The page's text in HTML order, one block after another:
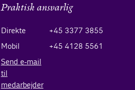
Praktisk ansvarlig
Direkte
+45 3377 3855
Mobil
+45 4128 5561
Send e-mail
til
medarbejder